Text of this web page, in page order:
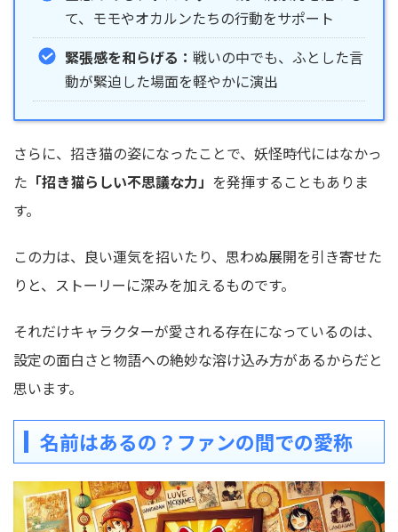
て、モモやオカルンたちの行動をサポート
緊張感を和らげる： 戦いの中でも、ふとした言
動が緊迫した場面を軽やかに演出
さらに、招き猫の姿になったことで、妖怪時代にはなかっ
た 「招き猫らしい不思議な力」 を発揮することもありま
す。
この力は、良い運気を招いたり、思わぬ展開を引き寄せた
りと、ストーリーに深みを加えるものです。
それだけキャラクターが愛される存在になっているのは、
設定の面白さと物語への絶妙な溶け込み方があるからだと
思います。
名前はあるの？ファンの間での愛称